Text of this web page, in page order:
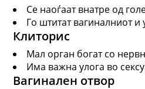
Се наоѓаат внатре од
Го штитат вагиналниот
Клиторис
Мал орган богат со
Има важна улога во
Вагинален отвор